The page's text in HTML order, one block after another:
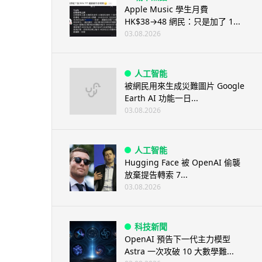
Apple Music 學生月費
HK$38→48 網民：只是加了 1...
03.08.2026
人工智能
被網民用來生成災難圖片 Google
Earth AI 功能一日...
03.08.2026
人工智能
Hugging Face 被 OpenAI 偷襲
放棄提告轉索 7...
03.08.2026
科技新聞
OpenAI 預告下一代主力模型
Astra 一次攻破 10 大數學難...